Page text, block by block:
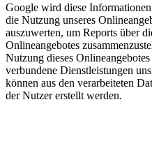
Google wird diese
die Nutzung unseres
auszuwerten, um Reports über
Onlineangebotes
Nutzung dieses
verbundene Dienstleistungen
können aus den verarbeiteten
der Nutzer erstellt werden.